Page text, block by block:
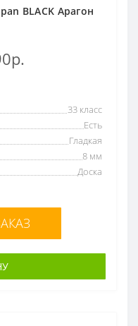
BLACK Арагон
33 класс
Есть
Гладкая
8 мм
Доска